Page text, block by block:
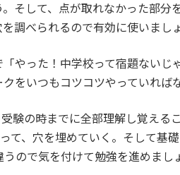
そして、点が取れなかった部分
調べられるので有効に使いまし
やった！中学校って宿題ないじ
をいつもコツコツやっていれば
験の時までに全部理解し覚える
て、穴を埋めていく。そして基
ので気を付けて勉強を進めまし